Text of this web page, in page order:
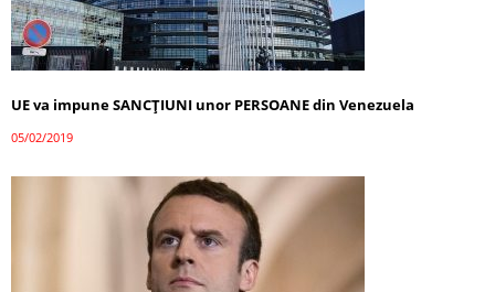
UE va impune SANCȚIUNI unor PERSOANE din Venezuela
05/02/2019